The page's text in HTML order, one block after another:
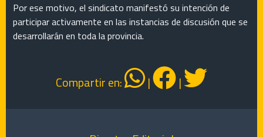
Por ese motivo, el sindicato manifestó su intención de
participar activamente en las instancias de discusión que se
desarrollarán en toda la provincia.
Compartir en: | |